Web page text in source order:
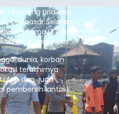
- Seorang pria asal
Denpasar Selatan,
bernama I Kadek
tidak bernyawa di
dunia, korban
terakhirnya
dan juga
pembersih lantai ke